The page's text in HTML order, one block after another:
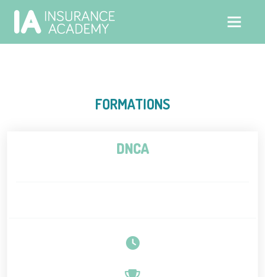
FORMATIONS
DNCA